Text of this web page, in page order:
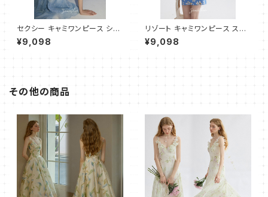
セクシー キャミワンピース ショ
ート
¥9,098
リゾート キャミワンピース スリ
ムフィット ショート
¥9,098
その他の商品